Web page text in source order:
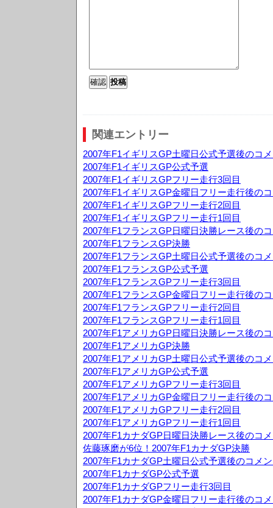
関連エントリー
2007年F1イギリスGP土曜日公式予選後のコ
2007年F1イギリスGP公式予選
2007年F1イギリスGPフリー走行3回目
2007年F1イギリスGP金曜日フリー走行後の
2007年F1イギリスGPフリー走行2回目
2007年F1イギリスGPフリー走行1回目
2007年F1フランスGP日曜日決勝レース後の
2007年F1フランスGP決勝
2007年F1フランスGP土曜日公式予選後のコ
2007年F1フランスGP公式予選
2007年F1フランスGPフリー走行3回目
2007年F1フランスGP金曜日フリー走行後の
2007年F1フランスGPフリー走行2回目
2007年F1フランスGPフリー走行1回目
2007年F1アメリカGP日曜日決勝レース後の
2007年F1アメリカGP決勝
2007年F1アメリカGP土曜日公式予選後のコ
2007年F1アメリカGP公式予選
2007年F1アメリカGPフリー走行3回目
2007年F1アメリカGP金曜日フリー走行後の
2007年F1アメリカGPフリー走行2回目
2007年F1アメリカGPフリー走行1回目
2007年F1カナダGP日曜日決勝レース後のコ
佐藤琢磨が6位！2007年F1カナダGP決勝
2007年F1カナダGP土曜日公式予選後のコメ
2007年F1カナダGP公式予選
2007年F1カナダGPフリー走行3回目
2007年F1カナダGP金曜日フリー走行後のコ